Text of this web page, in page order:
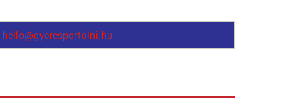
hello@gyeresportolni.hu